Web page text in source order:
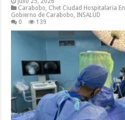
Carabobo, Chet Ciudad Hospitalaria
Gobierno de Carabobo, INSALUD
0
139